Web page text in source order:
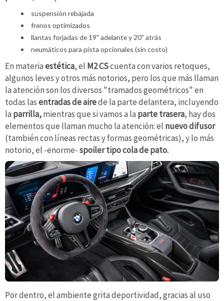
suspensión rebajada
frenos optimizados
llantas forjadas de 19" adelante y 20" atrás
neumáticos para pista opcionales (sin costo)
En materiaestética, el M2CScuenta con varios retoques,
algunos leves y otros más notorios, pero los que más llaman
la atención son los diversos "tramados geométricos" en
todas lasentradas de airede la parte delantera, incluyendo
la parrilla,mientras que si vamos a la parte trasera, hay dos
elementos que llaman mucho la atención: el nuevo difusor
(también con líneas rectas y formas geométricas), y lo más
notorio, el -enorme-spoiler tipo cola de pato.
Por dentro, el ambiente grita deportividad, gracias al uso